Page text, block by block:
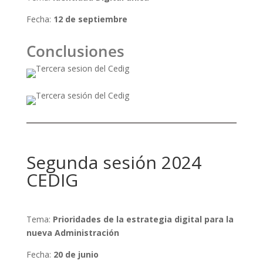
Fecha: 12 de septiembre
Conclusiones
Segunda sesión 2024
CEDIG
Tema: Prioridades de la estrategia digital para la
nueva Administración
Fecha: 20 de junio